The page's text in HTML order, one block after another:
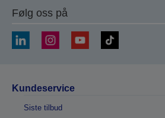
Følg oss på
Kundeservice
Siste tilbud